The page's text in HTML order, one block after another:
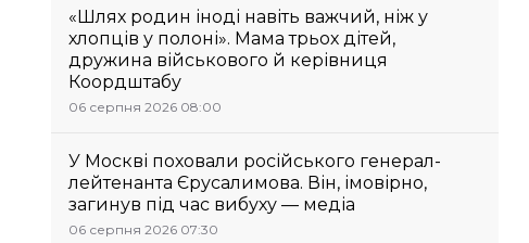
«Шлях родин іноді навіть важчий, ніж у
хлопців у полоні». Мама трьох дітей,
дружина військового й керівниця
Коордштабу
06 серпня 2026 08:00
У Москві поховали російського генерал-
лейтенанта Єрусалимова. Він, імовірно,
загинув під час вибуху — медіа
06 серпня 2026 07:30